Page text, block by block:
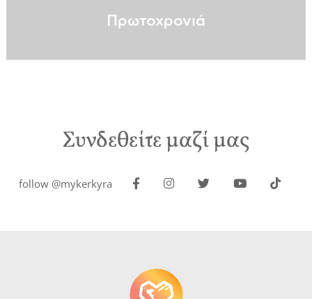
Πρωτοχρονιά
Συνδεθείτε μαζί μας
follow @mykerkyra